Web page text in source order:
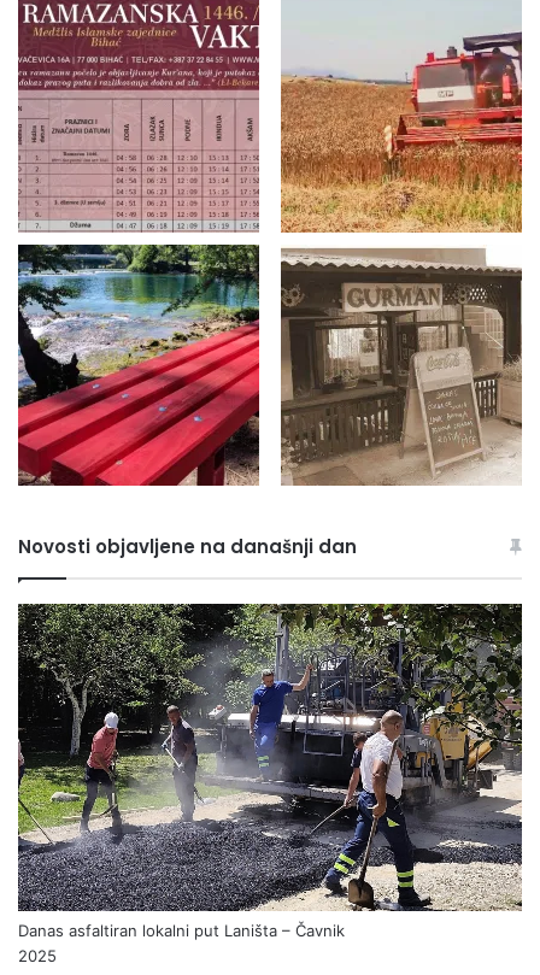
Novosti objavljene na današnji dan
Danas asfaltiran lokalni put Laništa – Čavnik
2025